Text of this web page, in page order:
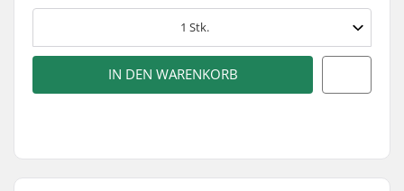
1 Stk.
IN DEN WARENKORB